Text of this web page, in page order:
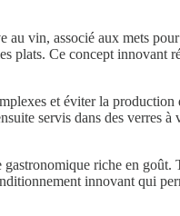
vin, associé aux mets
plats. Ce concept innovant
et éviter la
servis dans des verres
riche en goût.
innovant qui